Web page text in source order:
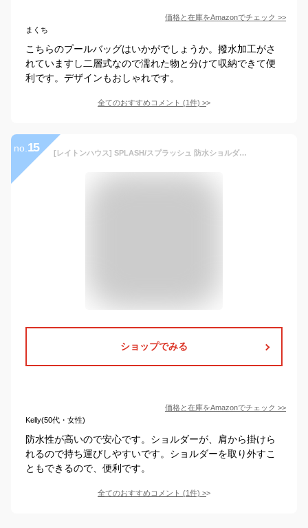
価格と在庫をAmazonでチェック >>
まくち
こちらのプールバッグはいかがでしょうか。撥水加工がさ
れていますし二層式なので濡れた物と分けて収納できて便
利です。デザインもおしゃれです。
全てのおすすめコメント (1件) >
no. 15 [レイトンハウス] SPLASH/スプラッシュ 防水ショルダー 【5L】 バッグ アウトドア マリン プール レジャー ポーチスポーツ ブラック
ショップでみる
価格と在庫をAmazonでチェック >>
Kelly(50代・女性)
防水性が高いので安心です。ショルダーが、肩から掛けら
れるので持ち運びしやすいです。ショルダーを取り外すこ
ともできるので、便利です。
全てのおすすめコメント (1件) >